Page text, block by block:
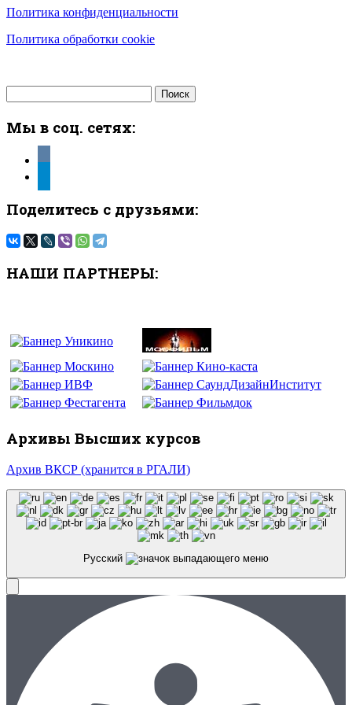
Политика конфиденциальности
Политика обработки cookie
Мы в соц. сетях:
Поделитесь с друзьями:
НАШИ ПАРТНЕРЫ:
Архивы Высших курсов
Архив ВКСР (хранится в РГАЛИ)
Русский